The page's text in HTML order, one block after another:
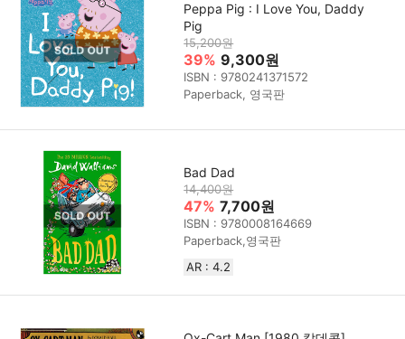
Peppa Pig : I Love You, Daddy
Pig
15,200원
39% 9,300원
ISBN : 9780241371572
Paperback, 영국판
Bad Dad
14,400원
47% 7,700원
ISBN : 9780008164669
Paperback,영국판
AR : 4.2